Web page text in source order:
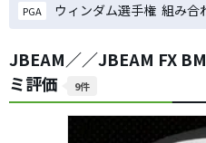
PGA ウィンダム選手権 組み合
JBEAM／／JBEAM FX
ミ評価
9件